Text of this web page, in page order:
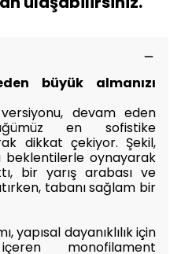
büyük almanızı
devam eden
en sofistike
dikkat çekiyor. Şekil,
beklentilerle oynayarak
bir yarış arabası ve
tabanı sağlam bir
yapısal dayanıklılık için
monofilament